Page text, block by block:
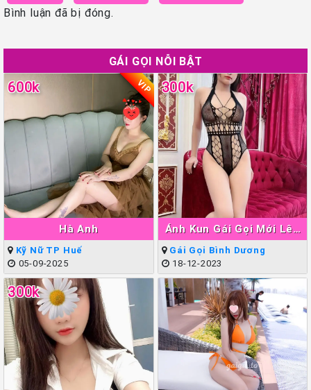
Bình luận đã bị đóng.
GÁI GỌI NỖI BẬT
Hà Anh
600k VIP
Kỹ Nữ TP Huế
05-09-2025
Ánh Kun Gái Gọi Mới Lên
Sóng Thuận An
300k
Gái Gọi Bình Dương
18-12-2023
300k